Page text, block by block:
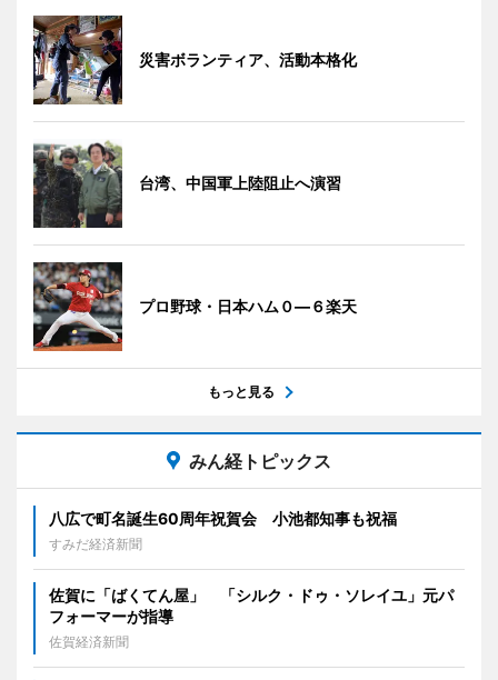
災害ボランティア、活動本格化
台湾、中国軍上陸阻止へ演習
プロ野球・日本ハム０―６楽天
もっと見る
みん経トピックス
八広で町名誕生60周年祝賀会 小池都知事も祝福
すみだ経済新聞
佐賀に「ばくてん屋」 「シルク・ドゥ・ソレイユ」元パ
フォーマーが指導
佐賀経済新聞